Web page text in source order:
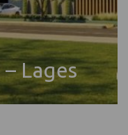
Lages